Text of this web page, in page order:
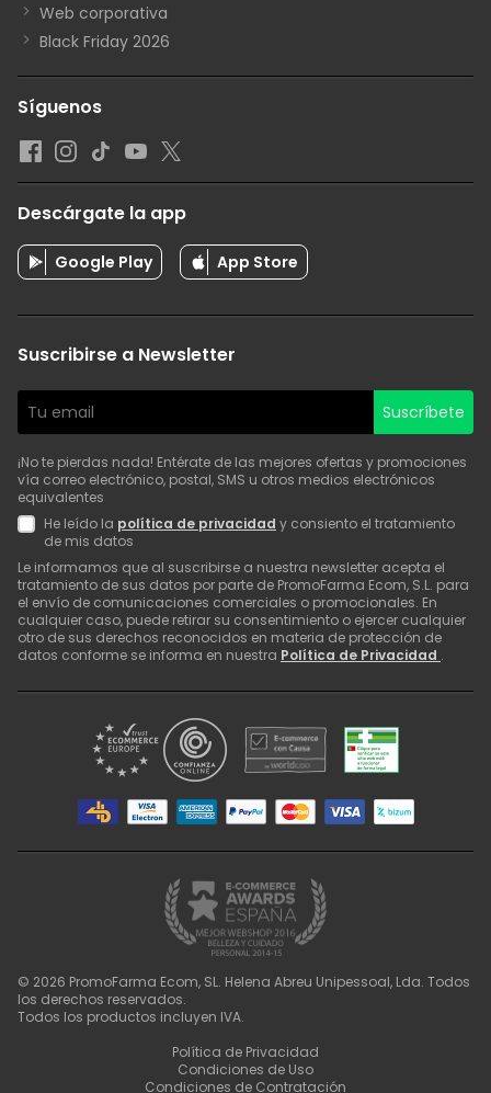
Web corporativa
Black Friday 2026
Síguenos
Descárgate la app
Google Play App Store
Suscribirse a Newsletter
Suscríbete
¡No te pierdas nada! Entérate de las mejores ofertas y promociones
vía correo electrónico, postal, SMS u otros medios electrónicos
equivalentes
He leído la política de privacidad y consiento el tratamiento
de mis datos
Le informamos que al suscribirse a nuestra newsletter acepta el
tratamiento de sus datos por parte de PromoFarma Ecom, S.L. para
el envío de comunicaciones comerciales o promocionales. En
cualquier caso, puede retirar su consentimiento o ejercer cualquier
otro de sus derechos reconocidos en materia de protección de
datos conforme se informa en nuestra Política de Privacidad .
© 2026 PromoFarma Ecom, SL. Helena Abreu Unipessoal, Lda. Todos
los derechos reservados.
Todos los productos incluyen IVA.
Política de Privacidad
Condiciones de Uso
Condiciones de Contratación